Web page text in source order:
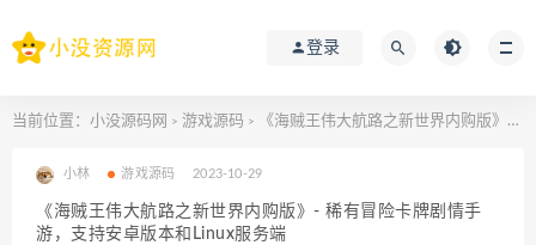
登录
当前位置： 小没源码网 > 游戏源码 > 《海贼王伟大航路之新世界内购版》- 稀有冒险卡牌剧情手游，支持安卓版本和Linux服务端
小林 游戏源码 2023-10-29
《海贼王伟大航路之新世界内购版》- 稀有冒险卡牌剧情手
游，支持安卓版本和Linux服务端